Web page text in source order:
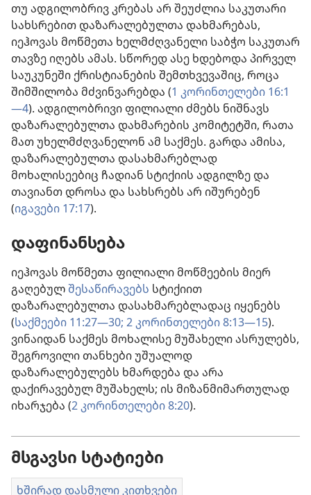
თუ ადგილობრივ კრებას არ შეუძლია საკუთარი
სახსრებით დაზარალებულთა დახმარებას,
იეჰოვას მოწმეთა ხელმძღვანელი საბჭო საკუთარ
თავზე იღებს ამას. სწორედ ასე ხდებოდა პირველ
საუკუნეში ქრისტიანების შემთხვევაშიც, როცა
შიმშილობა მძვინვარებდა (1 კორინთელები 16:1
—4). ადგილობრივი ფილიალი ძმებს ნიშნავს
დაზარალებულთა დახმარების კომიტეტში, რათა
მათ უხელმძღვანელონ ამ საქმეს. გარდა ამისა,
დაზარალებულთა დასახმარებლად
მოხალისეებიც ჩადიან სტიქიის ადგილზე და
თავიანთ დროსა და სახსრებს არ იშურებენ
(იგავები 17:17).
დაფინანსება
იეჰოვას მოწმეთა ფილიალი მოწმეების მიერ
გაღებულშესაწირავებს სტიქიით
დაზარალებულთა დასახმარებლადაც იყენებს
(საქმეები 11:27—30; 2 კორინთელები 8:13—15).
ვინაიდან საქმეს მოხალისე მუშახელი ასრულებს,
შეგროვილი თანხები უშუალოდ
დაზარალებულებს ხმარდება და არა
დაქირავებულ მუშახელს; ის მიზანმიმართულად
იხარჯება (2 კორინთელები 8:20).
მსგავსი სტატიები
ხშირად დასმული კითხვები